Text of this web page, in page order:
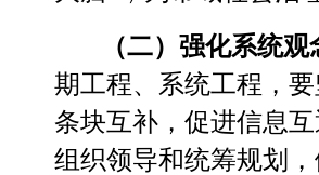
（二）强化系统
期工程、系统工程，
条块互补，促进信息
组织领导和统筹规划